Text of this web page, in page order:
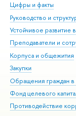
Цифры и факты
Руководство и
Устойчивое
Преподаватели и
Корпуса и общежития
Закупки
Обращения граждан
Фонд целевого
Противодействие